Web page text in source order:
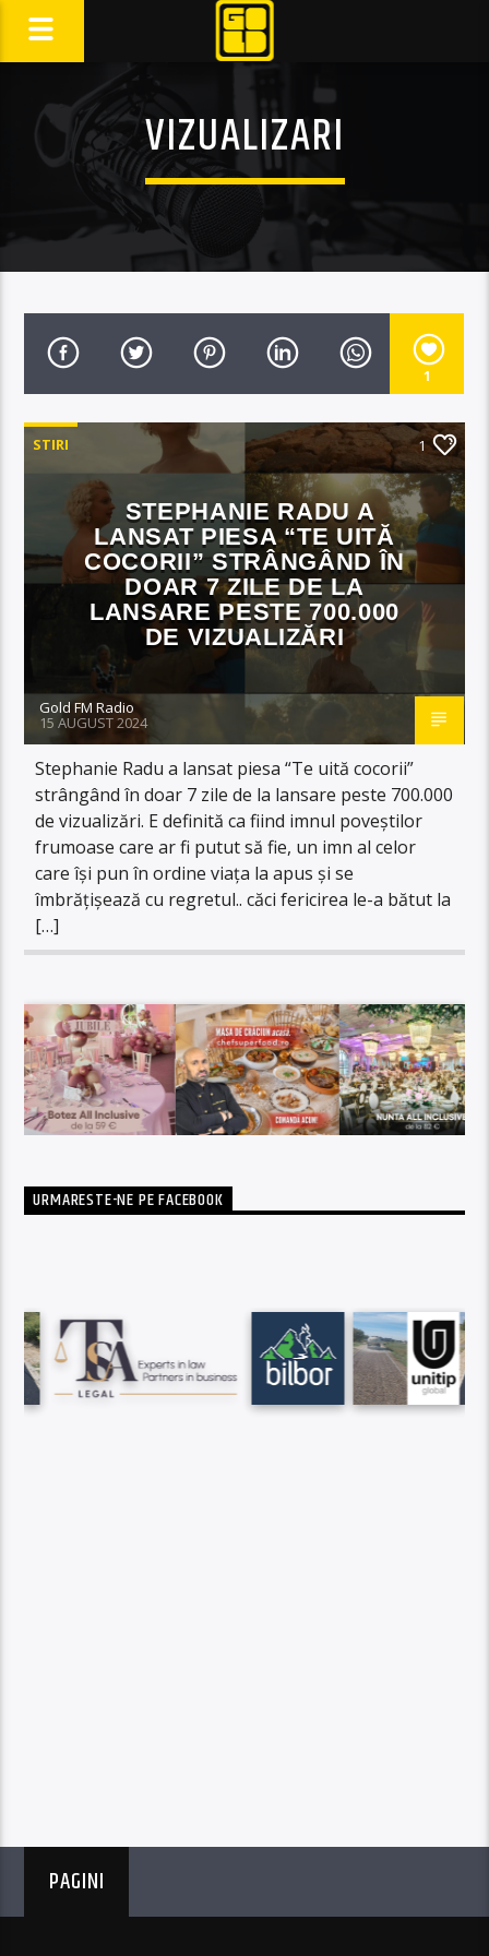
VIZUALIZARI
1
STIRI 1
STEPHANIE RADU A
LANSAT PIESA “TE UITĂ
COCORII” STRÂNGÂND ÎN
DOAR 7 ZILE DE LA
LANSARE PESTE 700.000
DE VIZUALIZĂRI
Gold FM Radio
15 AUGUST 2024
Stephanie Radu a lansat piesa “Te uită cocorii”
strângând în doar 7 zile de la lansare peste 700.000
de vizualizări. E definită ca fiind imnul poveștilor
frumoase care ar fi putut să fie, un imn al celor
care își pun în ordine viața la apus și se
îmbrățișează cu regretul.. căci fericirea le-a bătut la
[…]
URMARESTE-NE PE FACEBOOK
PAGINI